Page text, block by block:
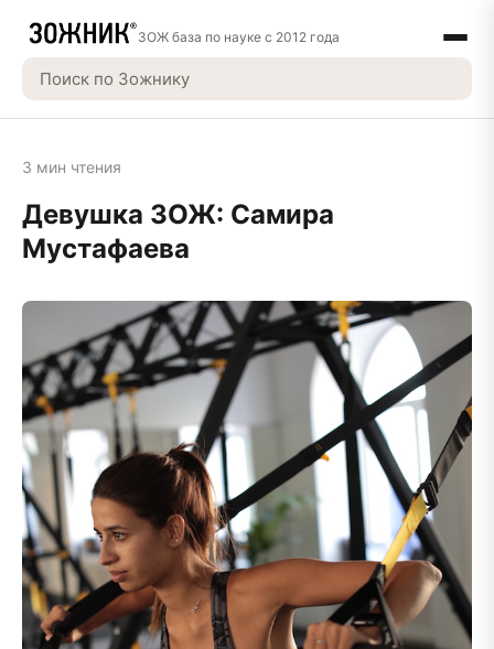
ЗОЖ база по науке с 2012 года
3 мин чтения
Девушка ЗОЖ: Самира
Мустафаева